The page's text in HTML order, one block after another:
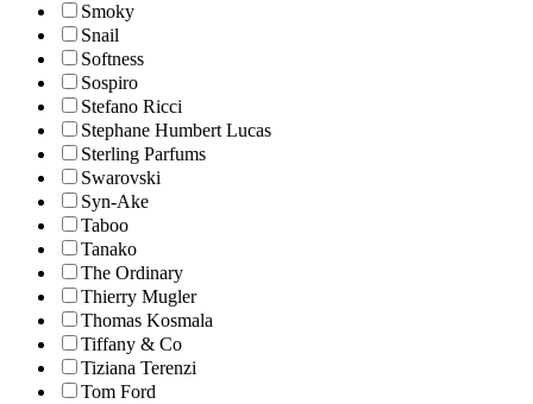
Smoky
Snail
Softness
Sospiro
Stefano Ricci
Stephane Humbert Lucas
Sterling Parfums
Swarovski
Syn-Ake
Taboo
Tanako
The Ordinary
Thierry Mugler
Thomas Kosmala
Tiffany & Co
Tiziana Terenzi
Tom Ford